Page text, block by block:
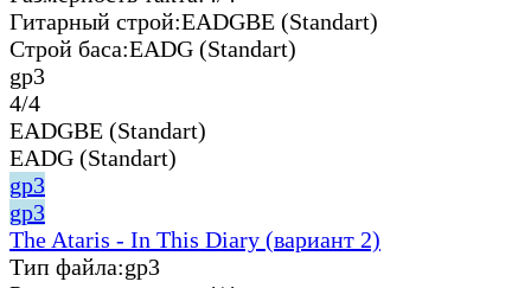
Гитарный строй:EADGBE (Standart)
Строй баса:EADG (Standart)
gp3
4/4
EADGBE (Standart)
EADG (Standart)
gp3
gp3
The Ataris - In This Diary (вариант 2)
Тип файла:gp3